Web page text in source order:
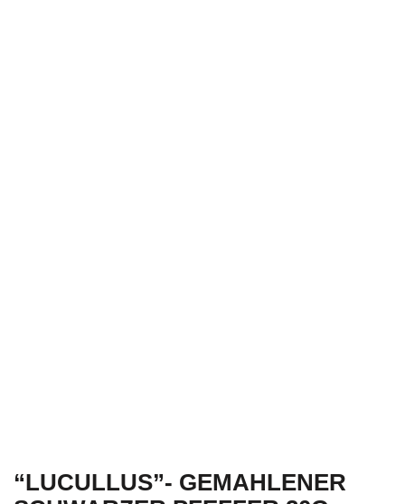
“LUCULLUS”- GEMAHLENER